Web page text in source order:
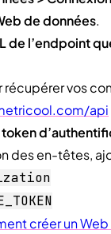
de données.
de l’endpoint
récupérer vos
api
des en-têtes,
créer un